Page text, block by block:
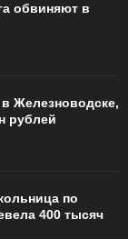
обвиняют в
Железноводске,
рублей
по
400 тысяч